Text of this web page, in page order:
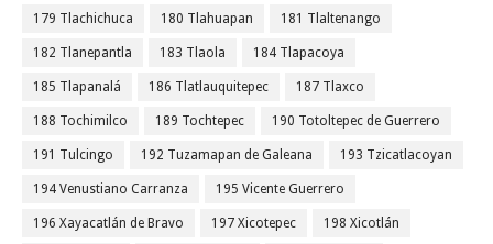
179 Tlachichuca 180 Tlahuapan 181 Tlaltenango
182 Tlanepantla 183 Tlaola 184 Tlapacoya
185 Tlapanalá 186 Tlatlauquitepec 187 Tlaxco
188 Tochimilco 189 Tochtepec 190 Totoltepec de Guerrero
191 Tulcingo 192 Tuzamapan de Galeana 193 Tzicatlacoyan
194 Venustiano Carranza 195 Vicente Guerrero
196 Xayacatlán de Bravo 197 Xicotepec 198 Xicotlán